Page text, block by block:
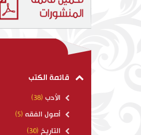
قائمة الكتب
الأدب (38)
أصول الفقه (5)
التاريخ (30)